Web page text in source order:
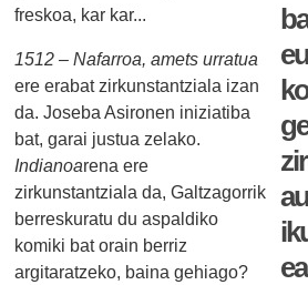
freskoa, kar kar...
1512 – Nafarroa, amets urratua
ere erabat zirkunstantziala izan
da. Joseba Asironen iniziatiba
bat, garai justua zelako.
Indianoarena ere
zirkunstantziala da, Galtzagorrik
berreskuratu du aspaldiko
komiki bat orain berriz
argitaratzeko, baina gehiago?